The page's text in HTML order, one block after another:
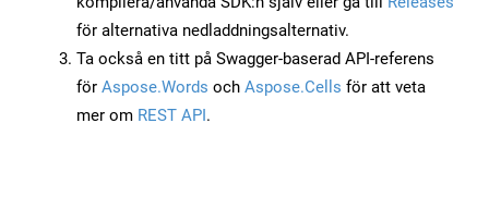
för alternativa nedladdningsalternativ.
Ta också en titt på Swagger-baserad API-referens
för Aspose.Words och Aspose.Cells för att veta
mer om REST API.